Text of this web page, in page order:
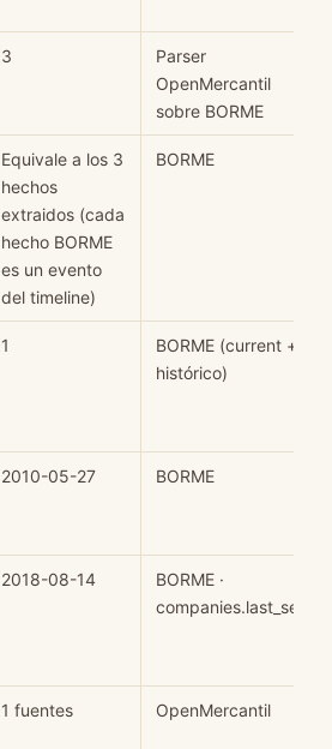
3
Parser
OpenMercantil
sobre BORME
Equivale a los 3
hechos
extraidos (cada
hecho BORME
es un evento
del timeline)
BORME
1
BORME (current +
histórico)
2010-05-27 BORME
2018-08-14
BORME ·
companies.last_seen
1 fuentes OpenMercantil